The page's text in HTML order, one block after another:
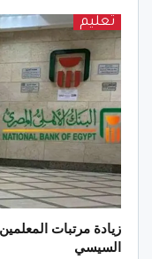
تعليم
السيسي